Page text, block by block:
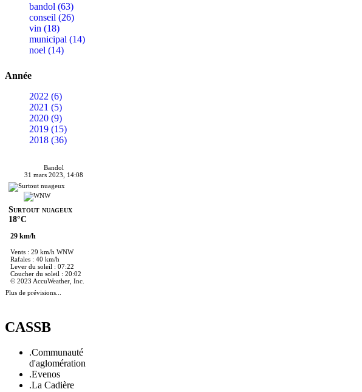
bandol (63)
conseil (26)
vin (18)
municipal (14)
noel (14)
Année
2022 (6)
2021 (5)
2020 (9)
2019 (15)
2018 (36)
Bandol
31 mars 2023, 14:08
Surtout nuageux
18°C
29 km/h
Vents : 29 km/h WNW
Rafales : 40 km/h
Lever du soleil : 07:22
Coucher du soleil : 20:02
© 2023 AccuWeather, Inc.
Plus de prévisions...
CASSB
.Communauté
d'aglomération
.Evenos
.La Cadière